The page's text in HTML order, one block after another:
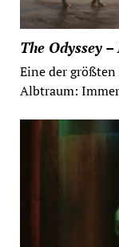
The Odyssey
Eine der
Albtraum: